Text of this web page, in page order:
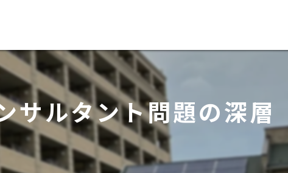
神奈川の大規模修繕
千葉の大規模修繕
サルタント問題の深層